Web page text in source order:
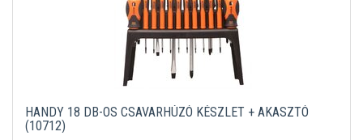
HANDY 18 DB-OS CSAVARHÚZÓ KÉSZLET + AKASZTÓ
(10712)